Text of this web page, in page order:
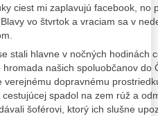
ciest mi zaplavujú facebook, no
vo štvrtok a vraciam sa v
stali hlavne v nočných hodinách
našich spoluobčanov do
verejnému dopravnému
spadol na zem rúž a
šoférovi, ktorý ich slušne